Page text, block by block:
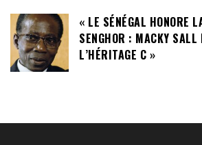
« LE SÉNÉGAL HONORE
SENGHOR : MACKY
L’HÉRITAGE C »